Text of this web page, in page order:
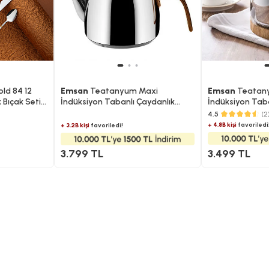
84 12
Bıçak Seti
Emsan Teatanyum Maxi
İndüksiyon Tabanlı Çaydanlık
+ 3.2B kişifavoriledi!
3.799 TL
Emsan
İndüksiyon
Takımı
4.5
+ 4.8B kişi
3.499 TL